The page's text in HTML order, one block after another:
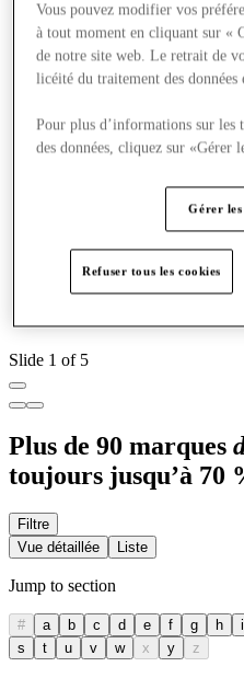
Slide 1 of 5
Plus de 90 marques
toujours jusqu’à 70
Filtre
Vue détaillée
Liste
Jump to section
# a b c d e f g h i
s
t u v w x y z
Vous pouvez modifier vos
à tout moment en cliquant sur «
de notre site web. Le retrait de
licéité du traitement des
Pour plus d’informations sur les
des données, cliquez sur «Gérer
Gérer
Refuser tous les cookies